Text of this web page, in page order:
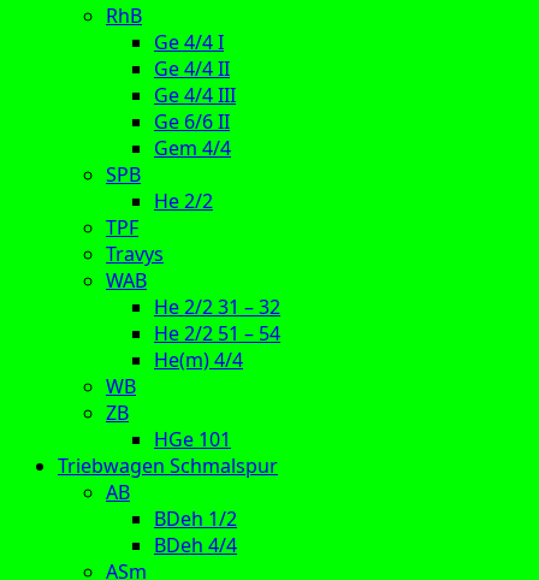
RhB
Ge 4/4 I
Ge 4/4 II
Ge 4/4 III
Ge 6/6 II
Gem 4/4
SPB
He 2/2
TPF
Travys
WAB
He 2/2 31 – 32
He 2/2 51 – 54
He(m) 4/4
WB
ZB
HGe 101
Triebwagen Schmalspur
AB
BDeh 1/2
BDeh 4/4
ASm